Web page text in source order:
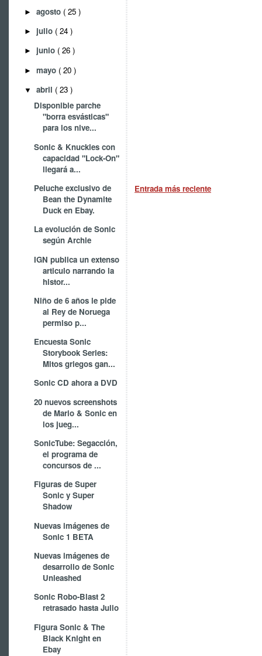
► agosto ( 25 )
► julio ( 24 )
► junio ( 26 )
► mayo ( 20 )
▼ abril ( 23 )
Disponible parche
"borra esvásticas"
para los nive...
Sonic & Knuckles con
capacidad "Lock-On"
llegará a...
Peluche exclusivo de
Bean the Dynamite
Duck en Ebay.
La evolución de Sonic
según Archie
IGN publica un extenso
articulo narrando la
histor...
Niño de 6 años le pide
al Rey de Noruega
permiso p...
Encuesta Sonic
Storybook Series:
Mitos griegos gan...
Sonic CD ahora a DVD
20 nuevos screenshots
de Mario & Sonic en
los jueg...
SonicTube: Segacción,
el programa de
concursos de ...
Figuras de Super
Sonic y Super
Shadow
Nuevas imágenes de
Sonic 1 BETA
Nuevas imágenes de
desarrollo de Sonic
Unleashed
Sonic Robo-Blast 2
retrasado hasta Julio
Figura Sonic & The
Black Knight en
Ebay
Entrada más reciente